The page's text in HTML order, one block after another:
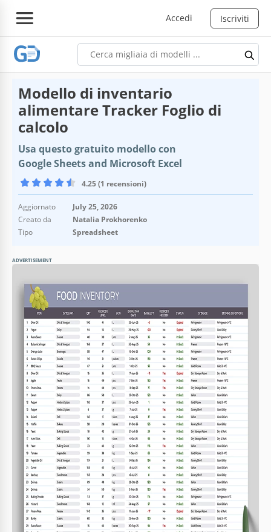
Accedi Iscriviti
Modello di inventario
alimentare Tracker Foglio di
calcolo
Usa questo gratuito modello con
Google Sheets and Microsoft Excel
4.25 (1 recensioni)
Aggiornato
July 25, 2026
Creato da
Natalia Prokhorenko
Tipo
Spreadsheet
ADVERTISEMENT